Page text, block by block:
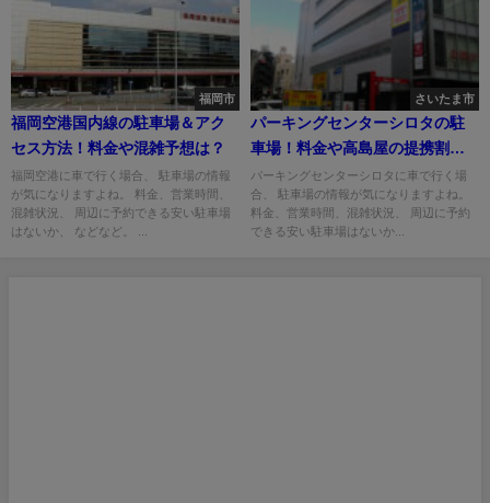
福岡市
福岡空港国内線の駐車場＆アク
セス方法！料金や混雑予想は？
福岡空港に車で行く場合、 駐車場の情報
が気になりますよね。 料金、営業時間、
混雑状況、 周辺に予約できる安い駐車場
はないか、 などなど。 ...
さいたま市
パーキングセンターシロタの駐
車場！料金や高島屋の提携割引
は？
パーキングセンターシロタに車で行く場
合、 駐車場の情報が気になりますよね。
料金、営業時間、混雑状況、 周辺に予約
できる安い駐車場はないか...